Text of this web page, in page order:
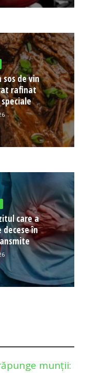
de vin
rafinat
care a
în
munții: